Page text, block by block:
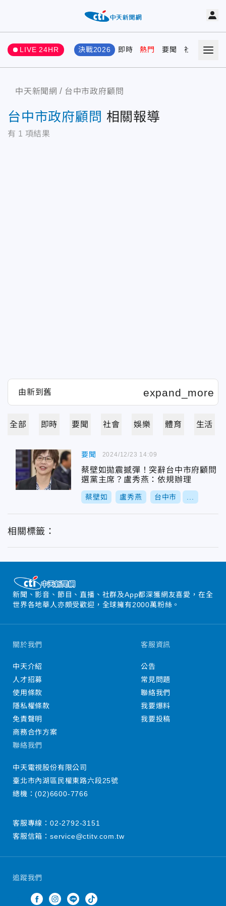
LIVE 24HR 決戰2026 即時 熱門 要聞 社會 娛樂
中天新聞網 台中市政府顧問
台中市政府顧問 相關報導
有 1 項結果
全部 即時 要聞 社會 娛樂 體育 生活
要聞
蔡壁如拋震撼彈！突辭台中市府顧問
選黨主席？盧秀燕：依規辦理
蔡壁如 盧秀燕 台中市
2024/12/23 14:09
相關標籤：
新聞、影音、節目、直播、社群及App都深獲網友喜愛，在全
世界各地華人亦頗受歡迎，全球擁有2000萬粉絲。
追蹤我們
關於我們
中天介紹
人才招募
使用條款
隱私權條款
免責聲明
商務合作方案
客服資訊
公告
常見問題
聯絡我們
我要爆料
我要投稿
聯絡我們
中天電視股份有限公司
臺北市內湖區民權東路六段25號
總機：(02)6600-7766
客服專線： 02-2792-3151
客服信箱： service@ctitv.com.tw